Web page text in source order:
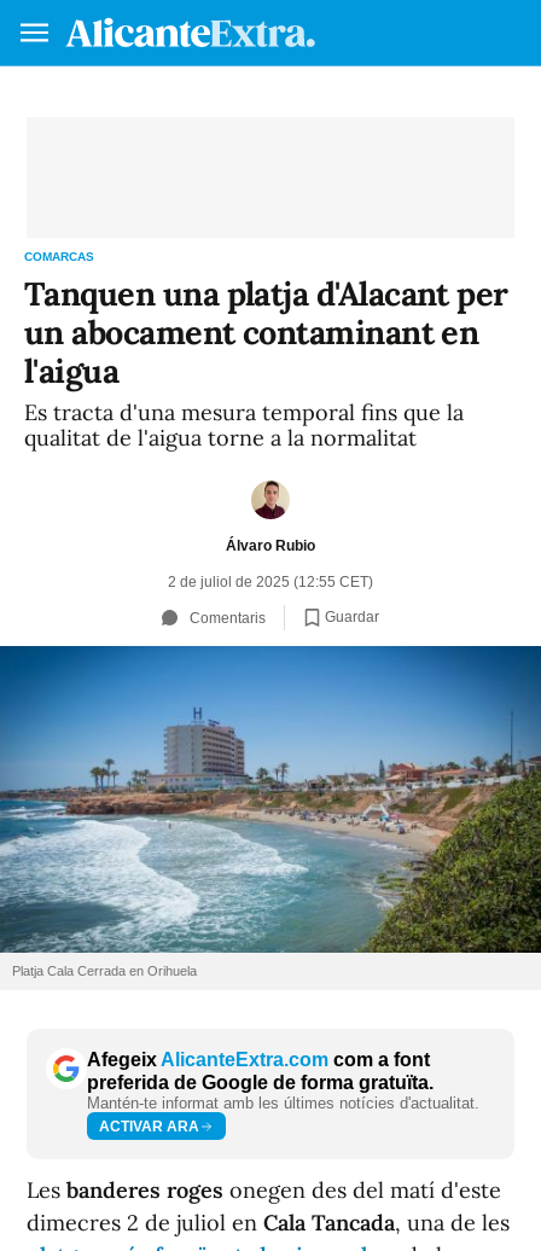
COMARCAS
Tanquen una platja d'Alacant per
un abocament contaminant en
l'aigua
Es tracta d'una mesura temporal fins que la
qualitat de l'aigua torne a la normalitat
Álvaro Rubio
2 de juliol de 2025 (12:55 CET)
Comentaris Guardar
Platja Cala Cerrada en Orihuela
AfegeixAlicanteExtra.com com a font
preferida de Google de forma gratuïta.
Mantén-te informat amb les últimes notícies d'actualitat.
ACTIVAR ARA
Les banderes roges onegen des del matí d'este
dimecres 2 de juliol en Cala Tancada, una de les